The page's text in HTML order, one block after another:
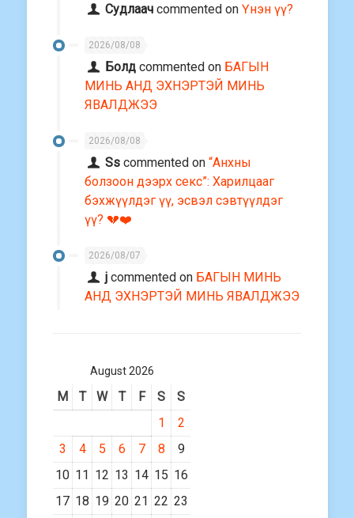
Судлаач commented onҮнэн үү?
2026/08/08
Болд commented on БАГЫН
МИНЬ АНД ЭХНЭРТЭЙ МИНЬ
ЯВАЛДЖЭЭ
2026/08/08
Ss commented on“Анхны
болзоон дээрх секс”: Харилцааг
бэхжүүлдэг үү, эсвэл сэвтүүлдэг
үү? 💔❤️
2026/08/07
j commented on БАГЫН МИНЬ
АНД ЭХНЭРТЭЙ МИНЬ ЯВАЛДЖЭЭ
August 2026
M T W T F S
S
1
2
3
4 5 6 7 8
9
10 11 12 13 14 15 16
17 18 19 20 21 22 23